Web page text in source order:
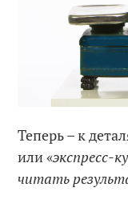
Теперь – к
или «экспресс-
читать